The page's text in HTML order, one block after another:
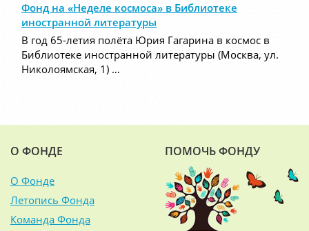
Фонд на «Неделе космоса» в Библиотеке
иностранной литературы
В год 65-летия полёта Юрия Гагарина в космос в
Библиотеке иностранной литературы (Москва, ул.
Николоямская, 1) …
О ФОНДЕ
О Фонде
Летопись Фонда
Команда Фонда
ПОМОЧЬ ФОНДУ